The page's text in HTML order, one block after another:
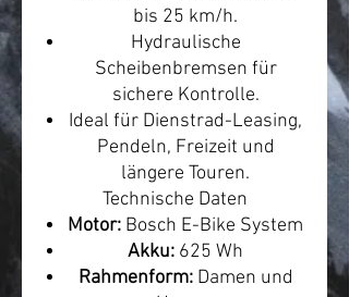
bis 25 km/h.
Hydraulische
Scheibenbremsen für
sichere Kontrolle.
Ideal für Dienstrad-Leasing,
Pendeln, Freizeit und
längere Touren.
Technische Daten
Motor: Bosch E-Bike System
Akku: 625 Wh
Rahmenform:Damen und